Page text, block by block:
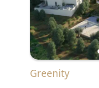
Greenity